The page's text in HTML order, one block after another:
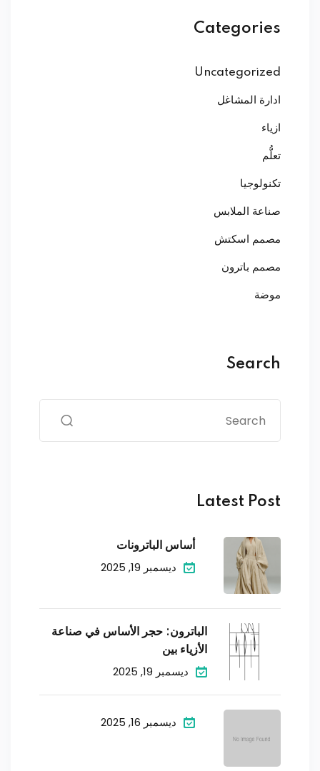
Categories
Uncategorized
ادارة المشاغل
ازياء
تعلُّم
تكنولوجيا
صناعة الملابس
مصمم اسكتش
مصمم باترون
موضة
Search
Latest Post
أساس الباترونات
ديسمبر 19, 2025
الباترون: حجر الأساس في صناعة
الأزياء بين
ديسمبر 19, 2025
ديسمبر 16, 2025